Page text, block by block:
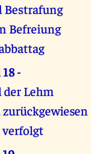
Bestrafung
Befreiung
-
Lehm
verfolgt